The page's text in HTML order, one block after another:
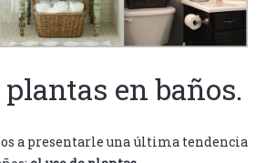
en baños.
a presentarle una última tendencia